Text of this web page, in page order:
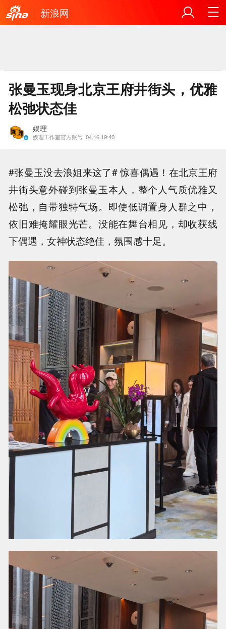
新浪网
张曼玉现身北京王府井街头，优雅
松弛状态佳
娱理
娱理工作室官方账号 04.16 19:40
#张曼玉没去浪姐来这了# 惊喜偶遇！在北京王府
井街头意外碰到张曼玉本人，整个人气质优雅又
松弛，自带独特气场。即使低调置身人群之中，
依旧难掩耀眼光芒。没能在舞台相见，却收获线
下偶遇，女神状态绝佳，氛围感十足。